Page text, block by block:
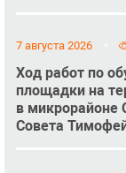
7 августа 2026
Ход работ по
площадки на
в микрорайоне
Совета